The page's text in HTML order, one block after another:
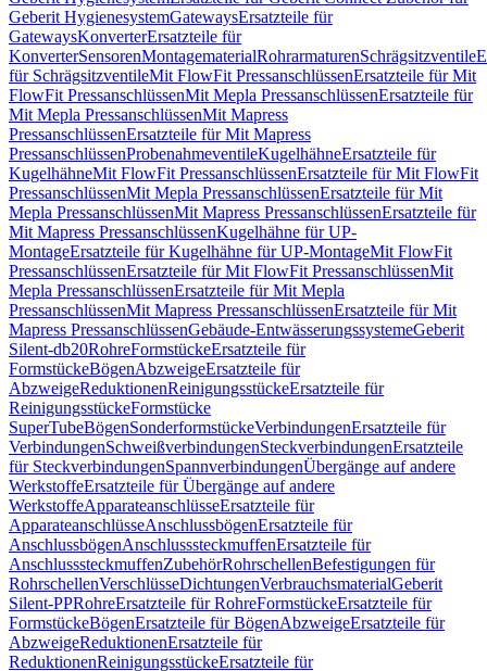
Geberit HygienesystemGatewaysErsatzteile für
GatewaysKonverterErsatzteile für
KonverterSensorenMontagematerialRohrarmaturenSchrägsitzventile
für SchrägsitzventileMit FlowFit PressanschlüssenErsatzteile für Mit
FlowFit PressanschlüssenMit Mepla PressanschlüssenErsatzteile für
Mit Mepla PressanschlüssenMit Mapress
PressanschlüssenErsatzteile für Mit Mapress
PressanschlüssenProbenahmeventileKugelhähneErsatzteile für
KugelhähneMit FlowFit PressanschlüssenErsatzteile für Mit FlowFit
PressanschlüssenMit Mepla PressanschlüssenErsatzteile für Mit
Mepla PressanschlüssenMit Mapress PressanschlüssenErsatzteile für
Mit Mapress PressanschlüssenKugelhähne für UP-
MontageErsatzteile für Kugelhähne für UP-MontageMit FlowFit
PressanschlüssenErsatzteile für Mit FlowFit PressanschlüssenMit
Mepla PressanschlüssenErsatzteile für Mit Mepla
PressanschlüssenMit Mapress PressanschlüssenErsatzteile für Mit
Mapress PressanschlüssenGebäude-EntwässerungssystemeGeberit
Silent-db20RohreFormstückeErsatzteile für
FormstückeBögenAbzweigeErsatzteile für
AbzweigeReduktionenReinigungsstückeErsatzteile für
ReinigungsstückeFormstücke
SuperTubeBögenSonderformstückeVerbindungenErsatzteile für
VerbindungenSchweißverbindungenSteckverbindungenErsatzteile
für SteckverbindungenSpannverbindungenÜbergänge auf andere
WerkstoffeErsatzteile für Übergänge auf andere
WerkstoffeApparateanschlüsseErsatzteile für
ApparateanschlüsseAnschlussbögenErsatzteile für
AnschlussbögenAnschlusssteckmuffenErsatzteile für
AnschlusssteckmuffenZubehörRohrschellenBefestigungen für
RohrschellenVerschlüsseDichtungenVerbrauchsmaterialGeberit
Silent-PPRohreErsatzteile für RohreFormstückeErsatzteile für
FormstückeBögenErsatzteile für BögenAbzweigeErsatzteile für
AbzweigeReduktionenErsatzteile für
ReduktionenReinigungsstückeErsatzteile für